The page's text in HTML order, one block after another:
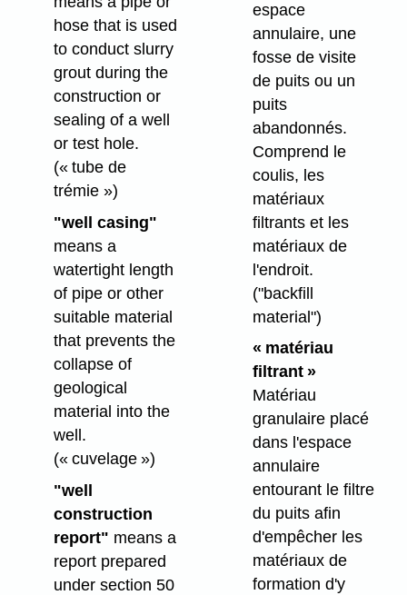
hose that is used
to conduct slurry
grout during the
construction or
sealing of a well
or test hole.
(« tube de
trémie »)
"well casing"
means a
watertight length
of pipe or other
suitable material
that prevents the
collapse of
geological
material into the
well.
(« cuvelage »)
"well
construction
report" means a
report prepared
under section 50
espace
annulaire, une
fosse de visite
de puits ou un
puits
abandonnés.
Comprend le
coulis, les
matériaux
filtrants et les
matériaux de
l'endroit.
("backfill
material")
« matériau
filtrant »
Matériau
granulaire placé
dans l'espace
annulaire
entourant le filtre
du puits afin
d'empêcher les
matériaux de
formation d'y